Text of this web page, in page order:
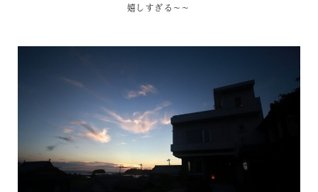
嬉しすぎる～～